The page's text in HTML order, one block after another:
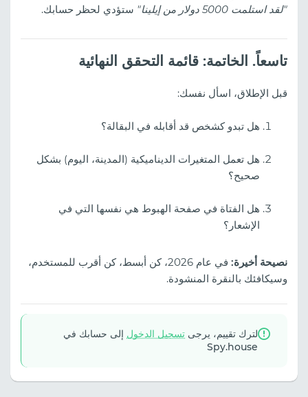
"لقد استلمت 5000 دولار من إيلينا"
ستؤدي لحظر حسابك.
تاسعاً. الخاتمة: قائمة التحقق النهائية
قبل الإطلاق، اسأل نفسك:
هل تبدو كشخص قد أقابله في البقالة؟
هل تعمل المتغيرات الديناميكية (المدينة، اليوم) بشكل
صحيح؟
هل الفتاة في صفحة الهبوط هي نفسها التي في
الإشعار؟
نصيحة أخيرة:
في عام 2026، كن أبسط، كن أقرب للمستخدم،
وسيكافئك بالنقرة المنشودة.
لترك تقييم، يرجى تسجيل الدخول إلى حسابك في
Spy.house